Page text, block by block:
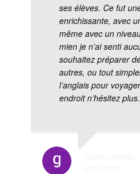
ses élèves. Ce fut
enrichissante, avec
même avec un
mien je n’ai senti
souhaitez préparer
autres, ou tout
l’anglais pour
endroit n’hésitez